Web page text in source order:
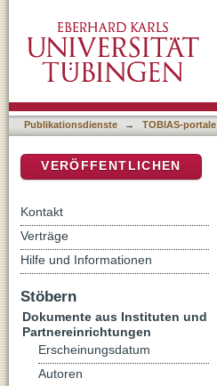
Publikationsdienste → TOBIAS-portale
VERÖFFENTLICHEN
Kontakt
Verträge
Hilfe und Informationen
Stöbern
Dokumente aus Instituten und
Partnereinrichtungen
Erscheinungsdatum
Autoren